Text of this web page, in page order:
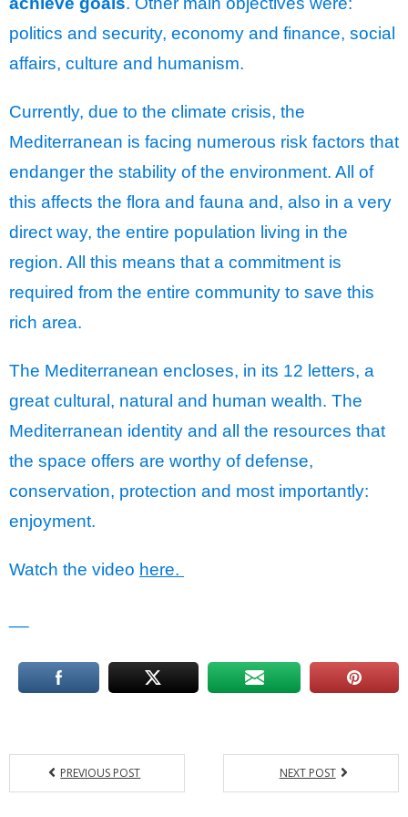
politics and security, economy and finance, social
affairs, culture and humanism.
Currently, due to the climate crisis, the
Mediterranean is facing numerous risk factors that
endanger the stability of the environment. All of
this affects the flora and fauna and, also in a very
direct way, the entire population living in the
region. All this means that a commitment is
required from the entire community to save this
rich area.
The Mediterranean encloses, in its 12 letters, a
great cultural, natural and human wealth. The
Mediterranean identity and all the resources that
the space offers are worthy of defense,
conservation, protection and most importantly:
enjoyment.
Watch the video here.
PREVIOUS POST NEXT POST